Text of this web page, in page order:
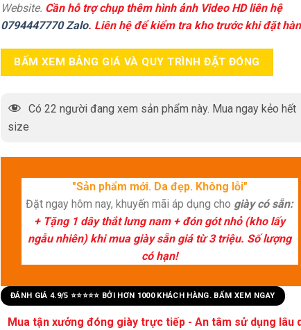
Website. Cần hỗ trợ chụp thêm hình ảnh Video HD liên hệ
0794447770 Zalo. Liên hệ để kiểm tra kho trước khi đặt
BẤM XEM BẢNG GIÁ VÀ QUY TRÌNH ĐẶT ĐÓNG
Có 22 người đang xem sản phẩm này. Mua ngay kẻo hết
size
"Sản phẩm mới. Da đẹp. Không lỗi"
Đặt ngay hôm nay, khuyến mãi áp dụng cho giày có sẵn:
+ Tặng 1 dây thắt lưng nam + đón gót nhỏ (kho lấy
ngẫu nhiên) khi mua giày sẵn giá từ 3 triệu. Số lượng
có hạn!
ĐÁNH GIÁ 4.9/5 ⭐⭐⭐⭐⭐ BỞI HƠN 1000 KHÁCH HÀNG. BẤM XEM NGAY
Mua tận xưởng đóng giày trực tiếp - An tâm sử dụng lâu